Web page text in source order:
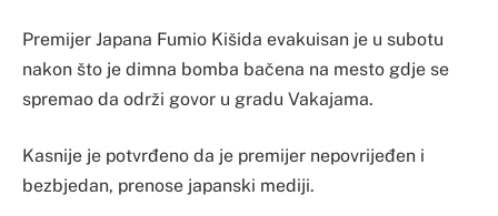
Premijer Japana Fumio Kišida evakuisan je u subotu
nakon što je dimna bomba bačena na mesto gdje se
spremao da održi govor u gradu Vakajama.
Kasnije je potvrđeno da je premijer nepovrijeđen i
bezbjedan, prenose japanski mediji.